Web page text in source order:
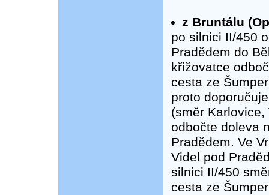
z Bruntálu
po silnici II/450
Pradědem do
křižovatce
cesta ze
proto
(směr
odbočte doleva
Pradědem. Ve
Videl pod
silnici II/450
cesta ze